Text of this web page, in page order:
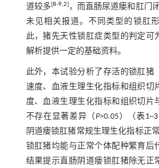
道较多[8-9,2]，而直肠尿道瘘和肛门
未见相关报道。不同类型的锁肛
此，猪先天性锁肛症类型的判定可
解析提供一定的基础资料。
此外，本试验分析了存活的锁肛猪
速度、血液生理生化指标和组织切
度、血液生理生化指标和组织切片
不存在显著差异（ P>0.05）（ 表1~3
阴道瘘锁肛猪常规生理生化指标正
锁肛猪均能与正常个体配种繁育后
结果提示直肠阴道瘘锁肛猪除无正